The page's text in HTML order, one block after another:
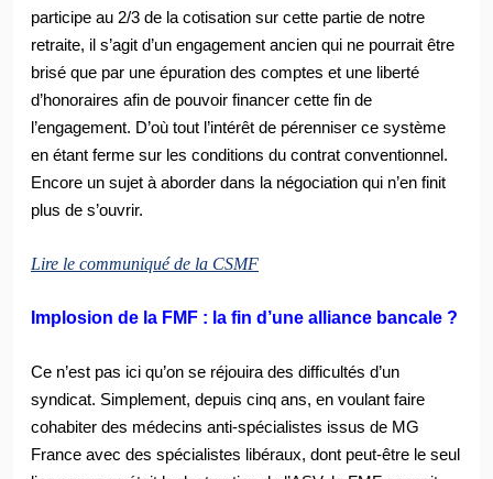
participe au 2/3 de la cotisation sur cette partie de notre
retraite, il s’agit d’un engagement ancien qui ne pourrait être
brisé que par une épuration des comptes et une liberté
d’honoraires afin de pouvoir financer cette fin de
l’engagement. D’où tout l’intérêt de pérenniser ce système
en étant ferme sur les conditions du contrat conventionnel.
Encore un sujet à aborder dans la négociation qui n’en finit
plus de s’ouvrir.
Lire le communiqué de la CSMF
Implosion de la FMF : la fin d’une alliance bancale ?
Ce n’est pas ici qu’on se réjouira des difficultés d’un
syndicat. Simplement, depuis cinq ans, en voulant faire
cohabiter des médecins anti-spécialistes issus de MG
France avec des spécialistes libéraux, dont peut-être le seul